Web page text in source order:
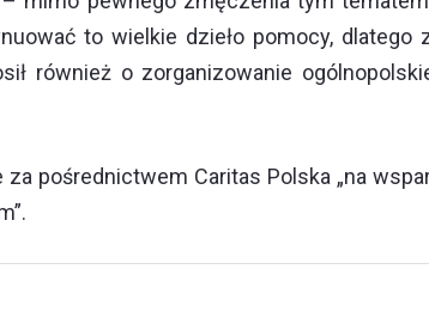
to wielkie dzieło pomocy,
również o zorganizowanie
pośrednictwem Caritas Polska „na